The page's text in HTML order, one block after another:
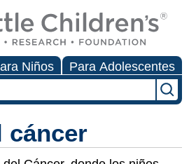
Niños Para Adolescentes
cáncer